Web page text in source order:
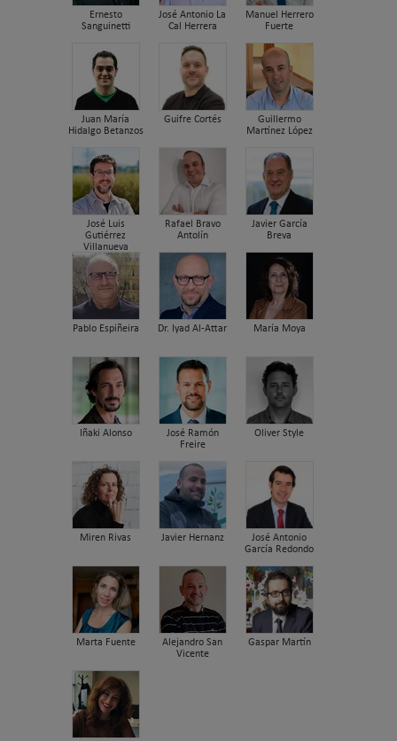
Ernesto
Sanguinetti
José Antonio La
Cal Herrera
Manuel Herrero
Fuerte
Juan María
Hidalgo Betanzos
Guifre Cortés
Guillermo
Martínez López
José Luis
Gutiérrez
Villanueva
Rafael Bravo
Antolín
Javier García
Breva
Pablo Espiñeira Dr. Iyad Al-Attar María Moya
Iñaki Alonso
José Ramón
Freire
Oliver Style
Miren Rivas Javier Hernanz
José Antonio
García Redondo
Marta Fuente
Alejandro San
Vicente
Gaspar Martín